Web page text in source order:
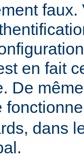
faux.
en fait
De
dans